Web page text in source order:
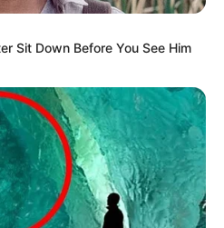
Sit Down Before You See Him